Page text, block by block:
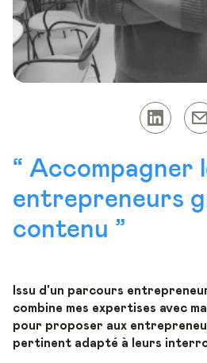
“ Accompagner
entrepreneurs
contenu ”
Issu d'un parcours
combine mes expertises avec
pour proposer aux
pertinent adapté à leurs